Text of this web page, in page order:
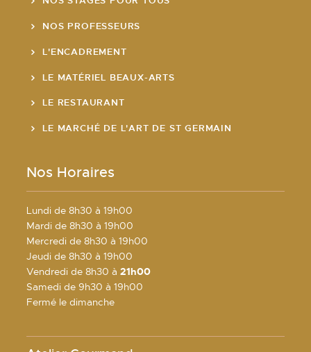
NOS PROFESSEURS
L'ENCADREMENT
LE MATÉRIEL BEAUX-ARTS
LE RESTAURANT
LE MARCHÉ DE L'ART DE ST GERMAIN
Nos Horaires
Lundi de 8h30 à 19h00
Mardi de 8h30 à 19h00
Mercredi de 8h30 à 19h00
Jeudi de 8h30 à 19h00
Vendredi de 8h30 à 21h00
Samedi de 9h30 à 19h00
Fermé le dimanche